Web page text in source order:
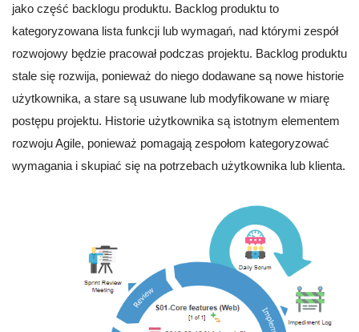
jako część backlogu produktu. Backlog produktu to
kategoryzowana lista funkcji lub wymagań, nad którymi zespół
rozwojowy będzie pracował podczas projektu. Backlog produktu
stale się rozwija, ponieważ do niego dodawane są nowe historie
użytkownika, a stare są usuwane lub modyfikowane w miarę
postępu projektu. Historie użytkownika są istotnym elementem
rozwoju Agile, ponieważ pomagają zespołom kategoryzować
wymagania i skupiać się na potrzebach użytkownika lub klienta.